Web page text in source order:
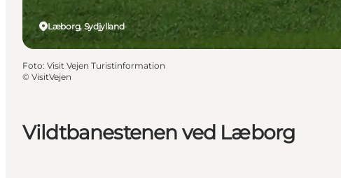
Vildtbanestenen ved Læborg
Læborg, Sydjylland
Foto: Visit Vejen Turistinformation
© VisitVejen